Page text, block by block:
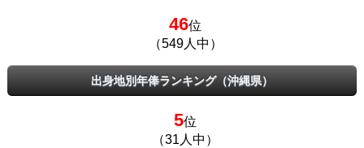
46位
（549人中）
出身地別年俸ランキング（沖縄県）
5位
（31人中）